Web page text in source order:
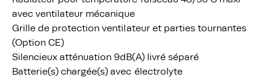
avec ventilateur mécanique
Grille de protection ventilateur et parties tournantes
(Option CE)
Silencieux atténuation 9dB(A) livré séparé
Batterie(s) chargée(s) avec électrolyte